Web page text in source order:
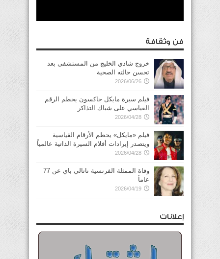
فن وثقافة
خروج شادي الخليج من المستشفى بعد
تحسن حالته الصحية
2026/06/26
فيلم سيرة مايكل جاكسون يحطم الرقم
القياسي على شباك التذاكر
2026/04/28
فيلم «مايكل» يحطم الأرقام القياسية
ويتصدر إيرادات أفلام السيرة الذاتية عالمياً
2026/04/28
وفاة الممثلة الفرنسية ناتالي باي عن 77
عاماً
2026/04/19
إعلانات